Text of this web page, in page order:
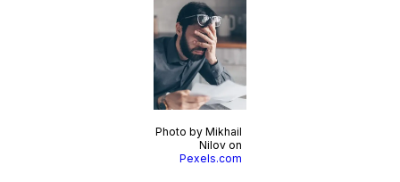
Photo by Mikhail
Nilov on
Pexels.com